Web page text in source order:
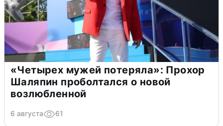
«Четырех мужей потеряла»: Прохор
Шаляпин проболтался о новой
возлюбленной
6 августа 61